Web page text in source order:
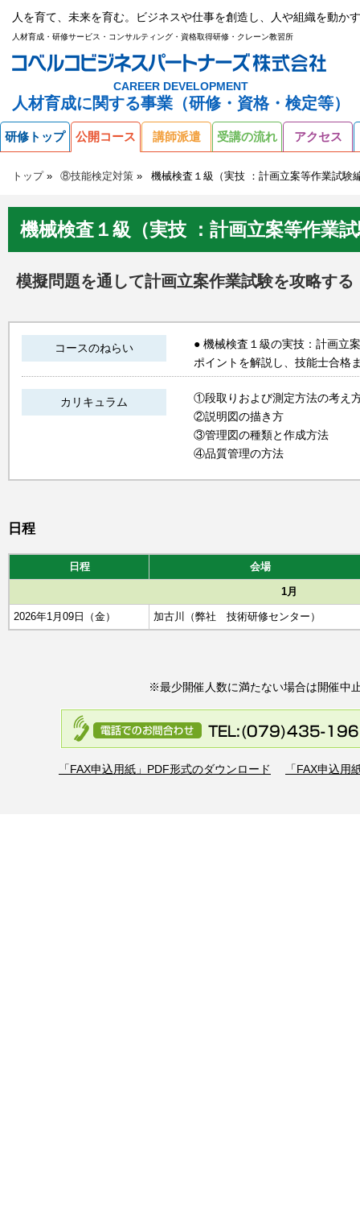
人を育て、未来を育む。ビジネスや仕事を創造し、人や組織を動か
人材育成・研修サービス・コンサルティング・資格取得研修・クレーン教習所
CAREER DEVELOPMENT
人材育成に関する事業（研修・資格・検定等）
研修トップ 公開コース 講師派遣 受講の流れ アクセス
トップ ⑧技能検定対策 機械検査１級（実技 ：計画立案等作業試験
機械検査１級（実技 ：計画立案等作業
模擬問題を通して計画立案作業試験を攻略する
コースのねらい
● 機械検査１級の実技：計画立
ポイントを解説し、技能士合格
カリキュラム
①段取りおよび測定方法の考え
②説明図の描き方
③管理図の種類と作成方法
④品質管理の方法
日程
日程 会場
1月
2026年1月09日（金） 加古川（弊社 技術研修センター）
※最少開催人数に満たない場合は開催中
「FAX申込用紙」PDF形式のダウンロード 「FAX申込用